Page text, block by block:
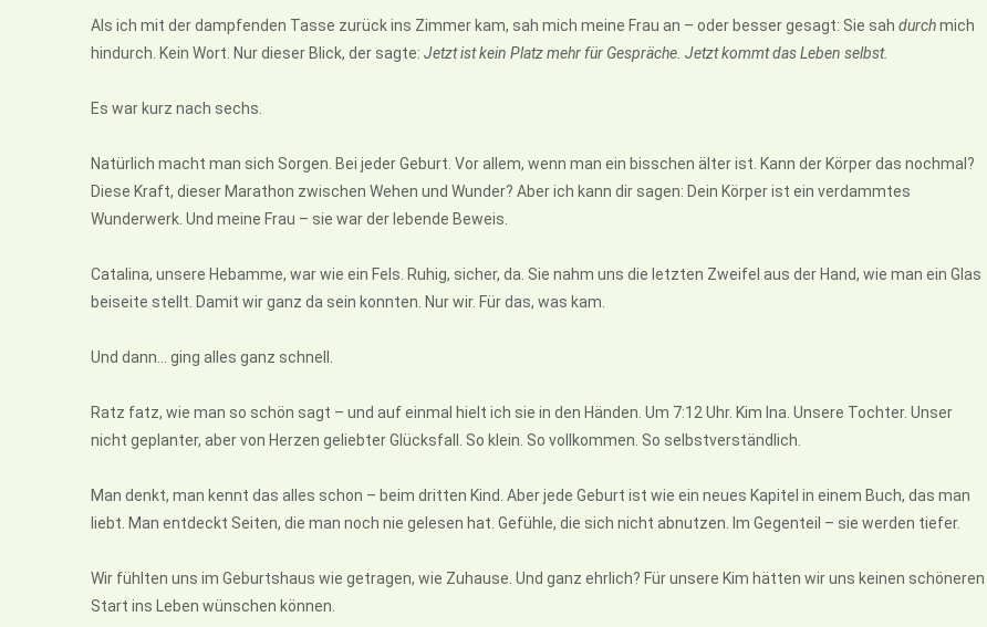
Als ich mit der dampfenden Tasse zurück ins Zimmer kam, sah mich meine Frau an – oder besser gesagt: Sie sah durchmich
hindurch. Kein Wort. Nur dieser Blick, der sagte: Jetzt ist kein Platz mehr für Gespräche. Jetzt kommt das Leben selbst.
Es war kurz nach sechs.
Natürlich macht man sich Sorgen. Bei jeder Geburt. Vor allem, wenn man ein bisschen älter ist. Kann der Körper das nochmal?
Diese Kraft, dieser Marathon zwischen Wehen und Wunder? Aber ich kann dir sagen: Dein Körper ist ein verdammtes
Wunderwerk. Und meine Frau – sie war der lebende Beweis.
Catalina, unsere Hebamme, war wie ein Fels. Ruhig, sicher, da. Sie nahm uns die letzten Zweifel aus der Hand, wie man ein Glas
beiseite stellt. Damit wir ganz da sein konnten. Nur wir. Für das, was kam.
Und dann… ging alles ganz schnell.
Ratz fatz, wie man so schön sagt – und auf einmal hielt ich sie in den Händen. Um 7:12 Uhr. Kim Ina. Unsere Tochter. Unser
nicht geplanter, aber von Herzen geliebter Glücksfall. So klein. So vollkommen. So selbstverständlich.
Man denkt, man kennt das alles schon – beim dritten Kind. Aber jede Geburt ist wie ein neues Kapitel in einem Buch, das man
liebt. Man entdeckt Seiten, die man noch nie gelesen hat. Gefühle, die sich nicht abnutzen. Im Gegenteil – sie werden tiefer.
Wir fühlten uns im Geburtshaus wie getragen, wie Zuhause. Und ganz ehrlich? Für unsere Kim hätten wir uns keinen schöneren
Start ins Leben wünschen können.